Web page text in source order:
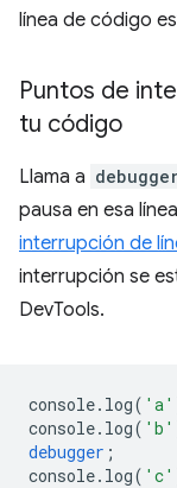
línea de código
Puntos de
tu código
Llama a
pausa en esa
interrupción de
interrupción se
DevTools.
console. log( 'a'
console. log( 'b'
debugger ;
console. log( 'c'